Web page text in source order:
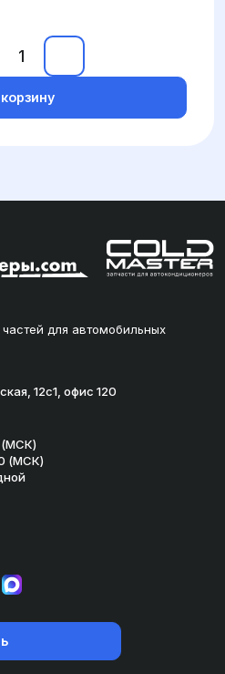
для автомобильных
12с1, офис 120
(МСК)
(МСК)